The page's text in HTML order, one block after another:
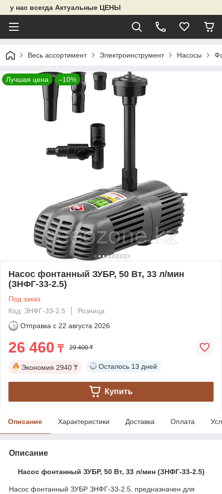
у нас всегда Актуальные ЦЕНЫ
Весь ассортимент Электроинструмент Насосы
Лучшая цена –10%
Насос фонтанный ЗУБР, 50 Вт, 33 л/мин
(ЗНФГ-33-2.5)
Под заказ
Код: ЗНФГ-33-2.5
Розница
Отправка с 22 августа 2026
26 460 ₸ 29 400 ₸
Экономия 2940 ₸ Осталось 13 дней
Купить
Описание Характеристики Доставка Оплата
Описание
Насос фонтанный ЗУБР, 50 Вт, 33 л/мин (ЗНФГ-33-2.5)
Насос фонтанный ЗУБР ЗНФГ-33-2.5, предназначен для